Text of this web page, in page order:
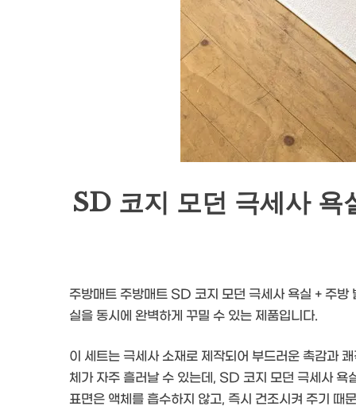
SD 코지 모던 극세사 욕
주방매트 주방매트 SD 코지 모던 극세사 욕실 + 주
실을 동시에 완벽하게 꾸밀 수 있는 제품입니다.
이 세트는 극세사 소재로 제작되어 부드러운 촉감과
체가 자주 흘러날 수 있는데, SD 코지 모던 극세사 욕
표면은 액체를 흡수하지 않고, 즉시 건조시켜 주기 때